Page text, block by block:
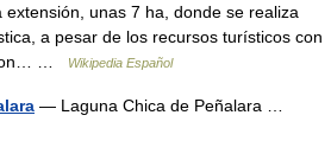
unas 7 ha, donde se realiza
a pesar de los recursos turísticos con
…
Wikipedia Español
— Laguna Chica de Peñalara …